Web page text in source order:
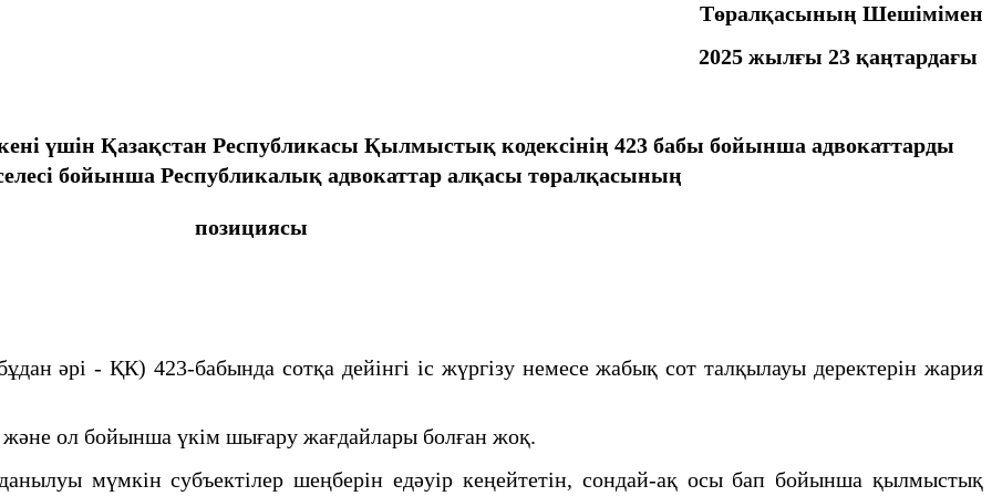
Төралқасының Шешімімен
2025 жылғы 23 қаңтардағы
үшін Қазақстан Республикасы Қылмыстық кодексінің 423 бабы бойынша адвокаттарды
бойынша Республикалық адвокаттар алқасы төралқасының
позициясы
әрі - ҚК) 423-бабында сотқа дейінгі іс жүргізу немесе жабық сот талқылауы деректерін жария
ол бойынша үкім шығару жағдайлары болған жоқ.
мүмкін субъектілер шеңберін едәуір кеңейтетін, сондай-ақ осы бап бойынша қылмыстық